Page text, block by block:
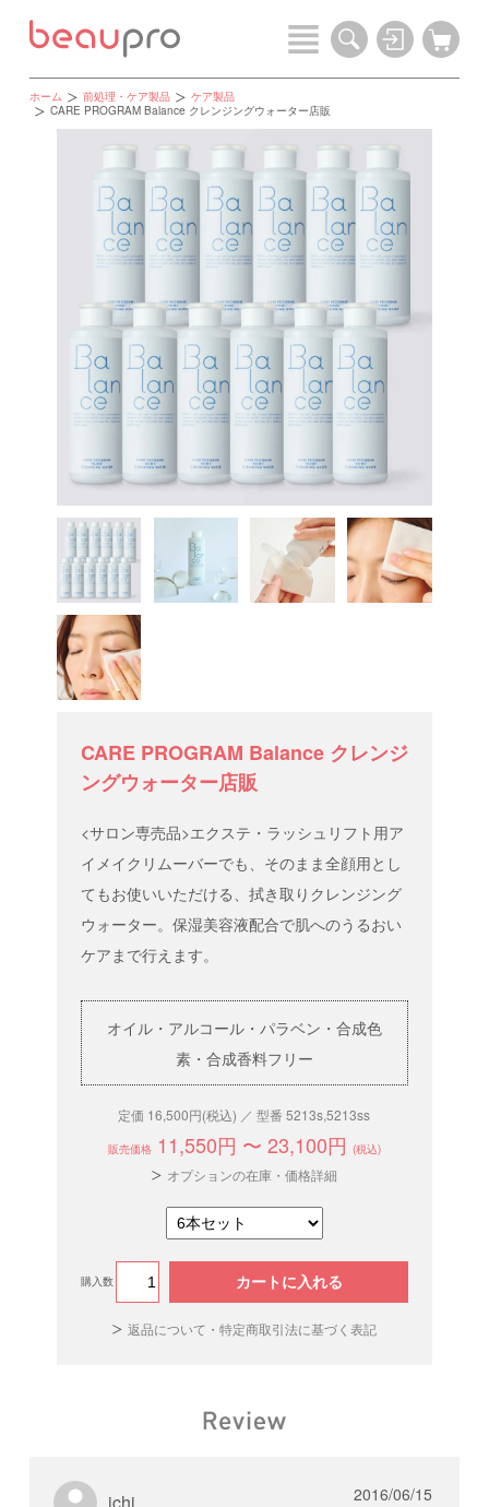
ホーム 前処理・ケア製品
ケア製品
CARE PROGRAM Balance クレンジングウォーター店販
CARE PROGRAM Balance クレンジ
ングウォーター店販
<サロン専売品>エクステ・ラッシュリフト用ア
イメイクリムーバーでも、そのまま全顔用とし
てもお使いいただける、拭き取りクレンジング
ウォーター。保湿美容液配合で肌へのうるおい
ケアまで行えます。
オイル・アルコール・パラベン・合成色
素・合成香料フリー
定価 16,500円(税込) ／ 型番 5213s,5213ss
販売価格 11,550円 〜 23,100円 (税込)
オプションの在庫・価格詳細
購入数 カートに入れる
返品について・特定商取引法に基づく表記
ichi
2016/06/15